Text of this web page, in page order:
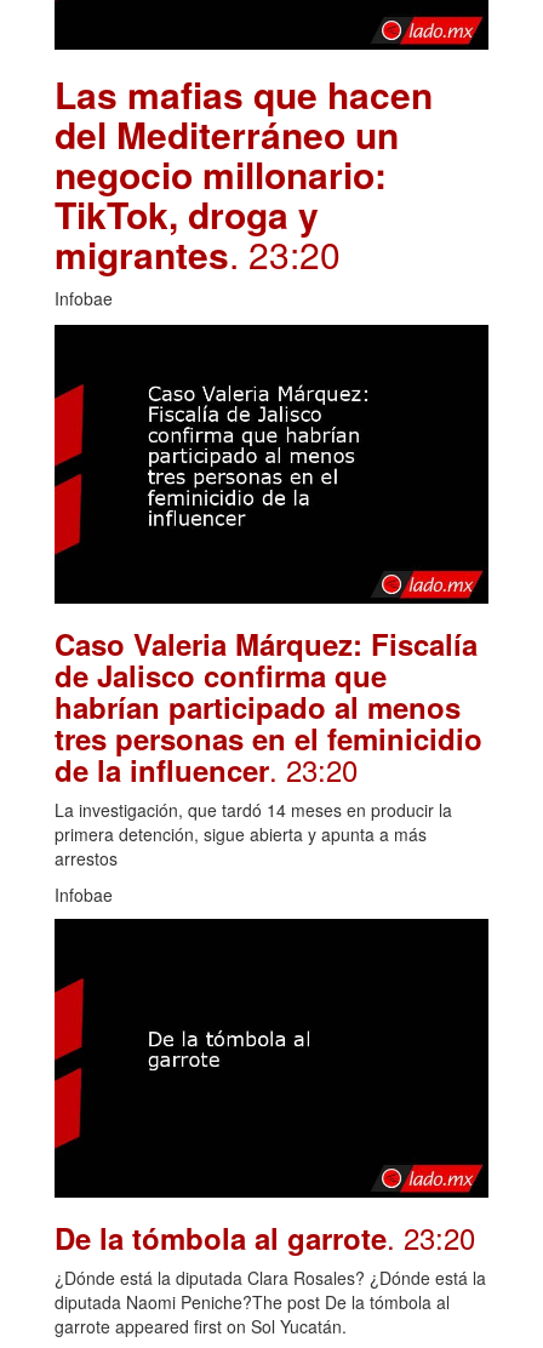
Las mafias que hacen
del Mediterráneo un
negocio millonario:
TikTok, droga y
migrantes. 23:20
Infobae
Caso Valeria Márquez: Fiscalía
de Jalisco confirma que
habrían participado al menos
tres personas en el feminicidio
de la influencer. 23:20
La investigación, que tardó 14 meses en producir la
primera detención, sigue abierta y apunta a más
arrestos
Infobae
De la tómbola al garrote. 23:20
¿Dónde está la diputada Clara Rosales? ¿Dónde está la
diputada Naomi Peniche?The post De la tómbola al
garrote appeared first on Sol Yucatán.